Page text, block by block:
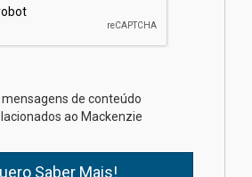
finalista do Prêmio Jabuti com
obra sobre ética e arquitetura
contemporânea
de conteúdo
ao Mackenzie